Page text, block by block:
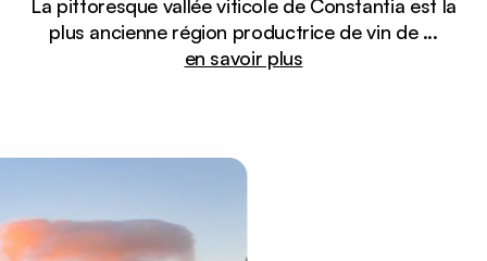
La pittoresque vallée viticole de Constantia est la
plus ancienne région productrice de vin de ...
en savoir plus